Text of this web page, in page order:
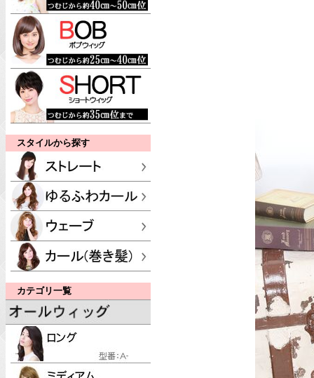
スタイルから探す
カテゴリ一覧